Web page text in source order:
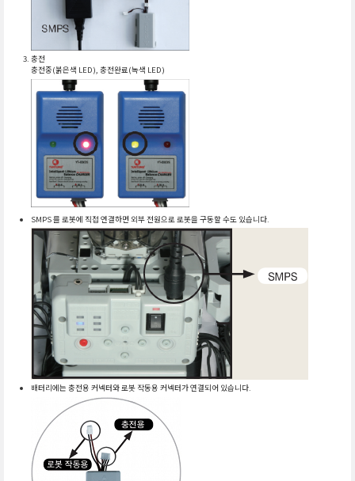
충전
충전중(붉은색 LED), 충전완료(녹색 LED)
SMPS 를 로봇에 직접 연결하면 외부 전원으로 로봇을 구동할 수도 있습니다.
배터리에는 충전용 커넥터와 로봇 작동용 커넥터가 연결되어 있습니다.